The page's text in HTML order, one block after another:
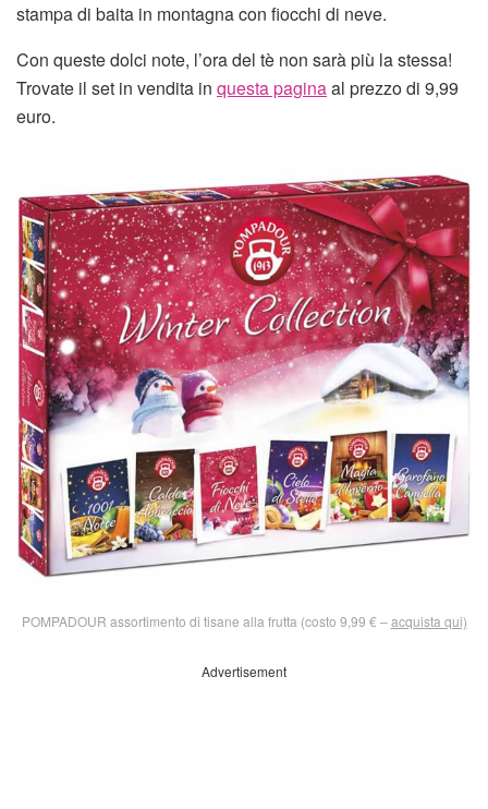
stampa di baita in montagna con fiocchi di neve.
Con queste dolci note, l’ora del tè non sarà più la stessa!
Trovate il set in vendita in questa paginaal prezzo di 9,99
euro.
POMPADOUR assortimento di tisane alla frutta (costo 9,99 € –acquista qui)
Advertisement